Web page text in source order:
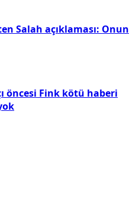
Salah açıklaması: Onun
öncesi Fink kötü haberi